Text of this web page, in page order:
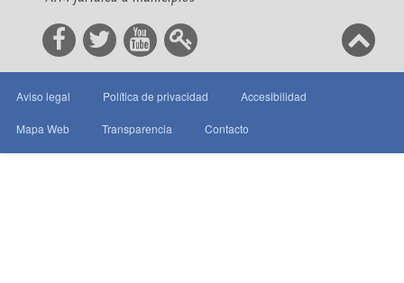
Aviso legal Política de privacidad Accesibilidad
Mapa Web Transparencia Contacto